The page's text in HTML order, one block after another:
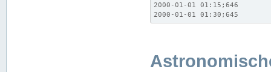
2000-01-01 01:15;646
2000-01-01 01:30;645